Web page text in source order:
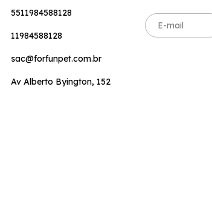
5511984588128
11984588128
sac@forfunpet.com.br
Av Alberto Byington, 152